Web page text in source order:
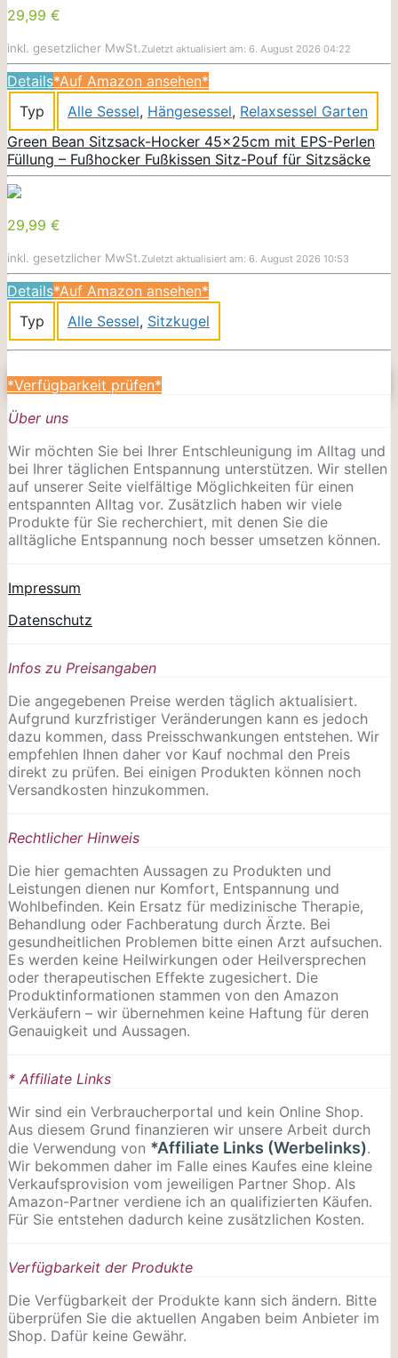
29,99 €
inkl. gesetzlicher MwSt.Zuletzt aktualisiert am: 6. August 2026 04:22
Details*Auf Amazon ansehen*
Typ
Alle Sessel, Hängesessel, Relaxsessel Garten
Green Bean Sitzsack-Hocker 45x25cm mit EPS-Perlen
Füllung – Fußhocker Fußkissen Sitz-Pouf für Sitzsäcke
29,99 €
inkl. gesetzlicher MwSt.Zuletzt aktualisiert am: 6. August 2026 10:53
Details*Auf Amazon ansehen*
Typ
Alle Sessel, Sitzkugel
*Verfügbarkeit prüfen*
Über uns
Wir möchten Sie bei Ihrer Entschleunigung im Alltag und
bei Ihrer täglichen Entspannung unterstützen. Wir stellen
auf unserer Seite vielfältige Möglichkeiten für einen
entspannten Alltag vor. Zusätzlich haben wir viele
Produkte für Sie recherchiert, mit denen Sie die
alltägliche Entspannung noch besser umsetzen können.
Impressum
Datenschutz
Infos zu Preisangaben
Die angegebenen Preise werden täglich aktualisiert.
Aufgrund kurzfristiger Veränderungen kann es jedoch
dazu kommen, dass Preisschwankungen entstehen. Wir
empfehlen Ihnen daher vor Kauf nochmal den Preis
direkt zu prüfen. Bei einigen Produkten können noch
Versandkosten hinzukommen.
Rechtlicher Hinweis
Die hier gemachten Aussagen zu Produkten und
Leistungen dienen nur Komfort, Entspannung und
Wohlbefinden. Kein Ersatz für medizinische Therapie,
Behandlung oder Fachberatung durch Ärzte. Bei
gesundheitlichen Problemen bitte einen Arzt aufsuchen.
Es werden keine Heilwirkungen oder Heilversprechen
oder therapeutischen Effekte zugesichert. Die
Produktinformationen stammen von den Amazon
Verkäufern – wir übernehmen keine Haftung für deren
Genauigkeit und Aussagen.
* Affiliate Links
Wir sind ein Verbraucherportal und kein Online Shop.
Aus diesem Grund finanzieren wir unsere Arbeit durch
die Verwendung von *Affiliate Links (Werbelinks).
Wir bekommen daher im Falle eines Kaufes eine kleine
Verkaufsprovision vom jeweiligen Partner Shop. Als
Amazon-Partner verdiene ich an qualifizierten Käufen.
Für Sie entstehen dadurch keine zusätzlichen Kosten.
Verfügbarkeit der Produkte
Die Verfügbarkeit der Produkte kann sich ändern. Bitte
überprüfen Sie die aktuellen Angaben beim Anbieter im
Shop. Dafür keine Gewähr.